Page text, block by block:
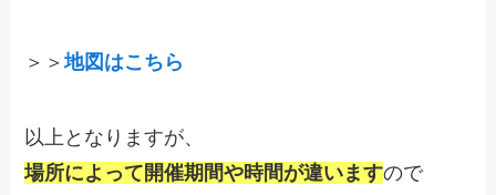
＞＞地図はこちら
以上となりますが、
場所によって開催期間や時間が違いますので